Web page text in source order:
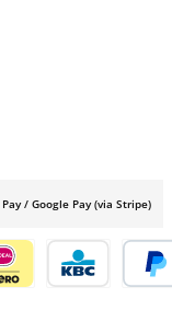
/ Google Pay (via Stripe)